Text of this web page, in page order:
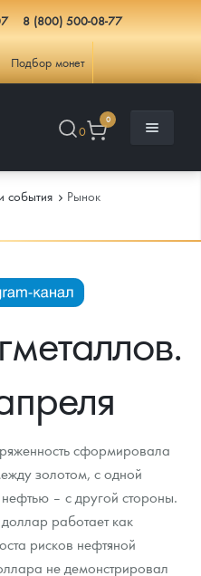
8 (800) 500-08-77
Подбор монет
0
0
серебра, платины на
события
Рынок
сформировала
золотом, с одной
– с другой стороны.
работает как
рисков нефтяной
не демонстрировал